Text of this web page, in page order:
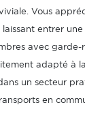
Vous
entrer
avec garde-
adapté à
un secteur
en